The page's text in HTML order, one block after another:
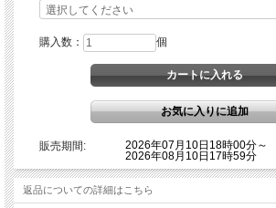
※ ホワイトゴールド、プラチナでのご注文も承っており
途お問合せ下さいませ。
※ 金は相場によって価格が変動するため、随時価格の見
購入数： 個
販売期間:
2026年07月10日18時00分～
2026年08月10日17時59分
返品についての詳細はこちら